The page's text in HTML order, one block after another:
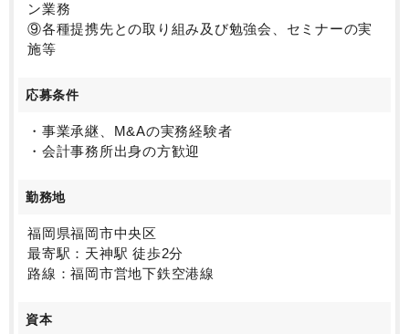
ン業務
⑨各種提携先との取り組み及び勉強会、セミナーの実
施等
応募条件
・事業承継、M&Aの実務経験者
・会計事務所出身の方歓迎
勤務地
福岡県福岡市中央区
最寄駅：天神駅 徒歩2分
路線：福岡市営地下鉄空港線
資本